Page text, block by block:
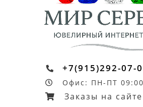
+7(915)292-07-
Офис: ПН-ПТ 09:00
Заказы на